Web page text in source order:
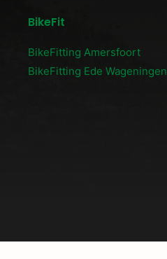
BikeFit
BikeFitting Amersfoort
BikeFitting Ede Wageningen